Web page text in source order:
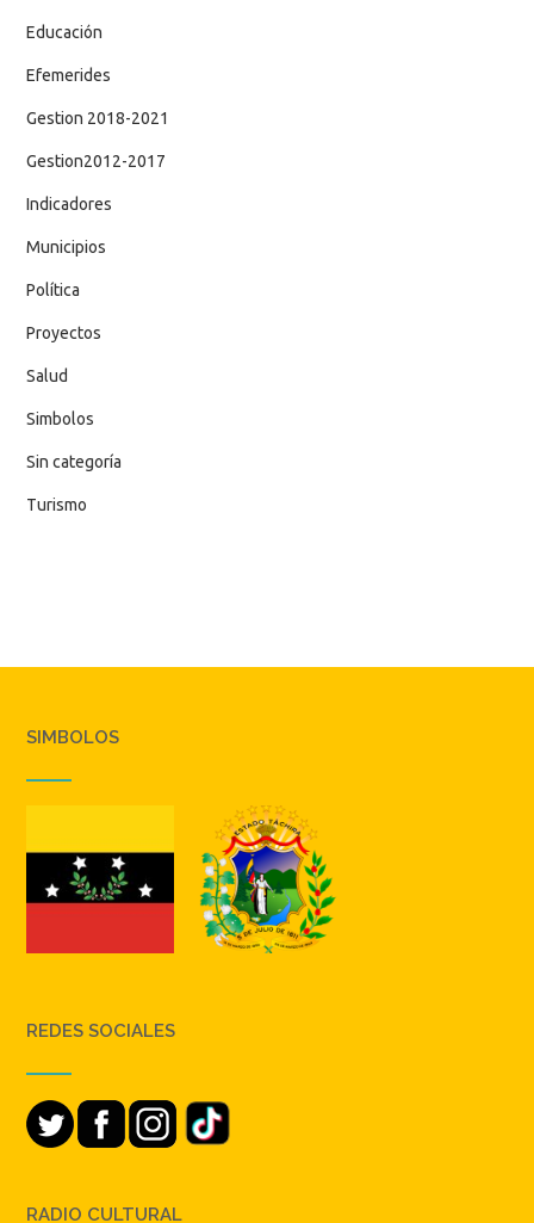
Educación
Efemerides
Gestion 2018-2021
Gestion2012-2017
Indicadores
Municipios
Política
Proyectos
Salud
Simbolos
Sin categoría
Turismo
SIMBOLOS
REDES SOCIALES
RADIO CULTURAL